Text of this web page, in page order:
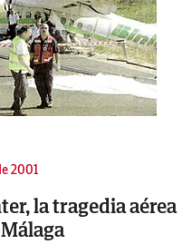
2001
la tragedia aérea